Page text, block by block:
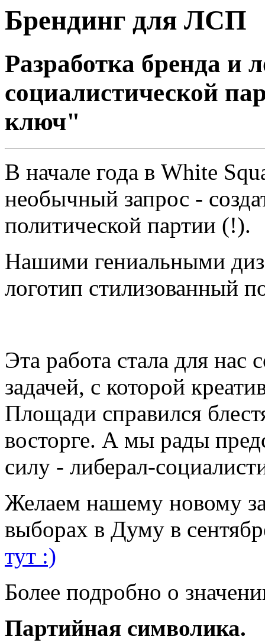
Брендинг для ЛСП
Разработка бренда и
социалистической
ключ"
В начале года в White
необычный запрос -
политической партии (!).
Нашими гениальными
логотип стилизованный
Эта работа стала для
задачей, с которой
Площади справился
восторге. А мы рады
силу - либерал-
Желаем нашему новому
выборах в Думу в
тут :)
Более подробно о
Партийная символика.